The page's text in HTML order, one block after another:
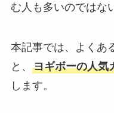
む人も多いのではな
本記事では、よくあ
と、 ヨギボーの人気
します。